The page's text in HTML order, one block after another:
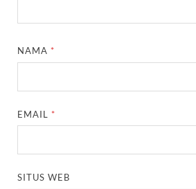
NAMA *
EMAIL *
SITUS WEB